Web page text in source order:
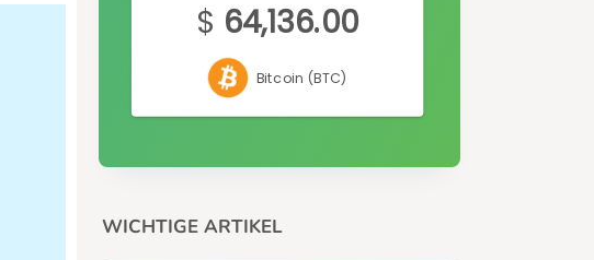
$ 64,136.00
Bitcoin (BTC)
WICHTIGE ARTIKEL